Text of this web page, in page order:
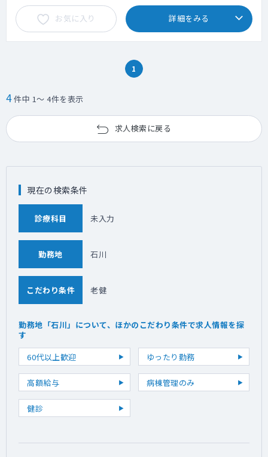
院との協力体制あり
・支給するiPhoneにて、電子カルテの閲覧・
書き込みが可能なため、
場所を選ばず迅速な対応が可能です。
勤務内容：
入所者の健康管理・担当者会議・リハビリ会
会・防災訓練への参加・
介護保険関係の意見書作成 等
お気に入り 詳細をみる
1
4件中 1～ 4件を表示
求人検索に戻る
現在の検索条件
診療科目 未入力
勤務地 石川
こだわり条件 老健
勤務地「石川」について、ほかのこだわり条件で求人情報を探
す
60代以上歓迎
ゆったり勤務
高額給与 病棟管理のみ
健診